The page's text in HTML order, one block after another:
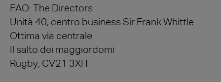
FAO: The Directors
Unità 40, centro business Sir Frank Whittle
Ottima via centrale
Il salto dei maggiordomi
Rugby, CV21 3XH